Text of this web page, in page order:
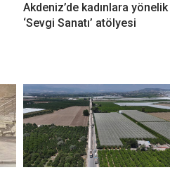
Akdeniz’de kadınlara yönelik
‘Sevgi Sanatı’ atölyesi